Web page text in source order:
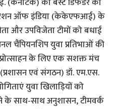
ऑफ इंडिया (केकेएफआई) के
और उपविजेता टीमों को बधाई
चैंपियनशिप युवा प्रतिभाओं की
के लिए एक सशक्त मंच
एवं संगठन) डॉ. एम.एस.
युवा खिलाड़ियों को
के साथ-साथ अनुशासन, टीमवर्क